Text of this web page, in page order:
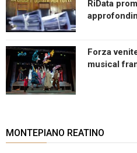
RiData
Forza
musical
MONTEPIANO REATINO